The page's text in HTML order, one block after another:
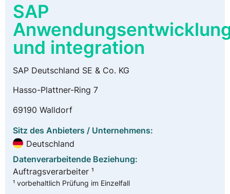
SAP
und integration
SAP Deutschland SE & Co. KG
Hasso-Plattner-Ring 7
69190 Walldorf
Sitz des Anbieters / Unternehmens:
Deutschland
Datenverarbeitende Beziehung:
Auftragsverarbeiter ¹
¹ vorbehaltlich Prüfung im Einzelfall